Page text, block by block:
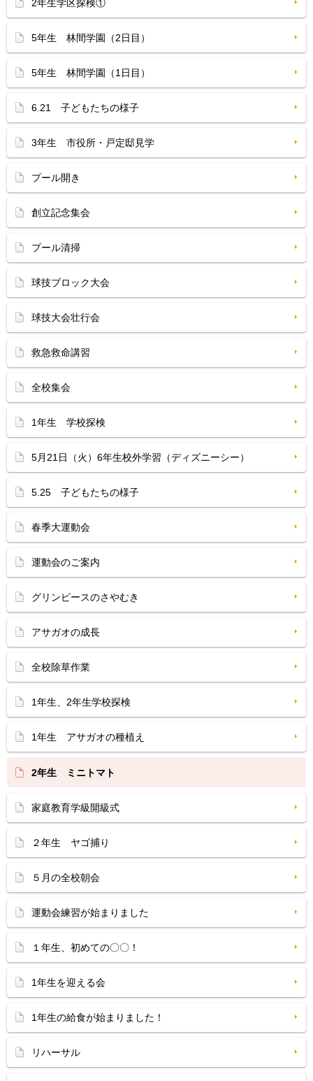
2年生学区探検①
5年生 林間学園（2日目）
5年生 林間学園（1日目）
6.21 子どもたちの様子
3年生 市役所・戸定邸見学
プール開き
創立記念集会
プール清掃
球技ブロック大会
球技大会壮行会
救急救命講習
全校集会
1年生 学校探検
5月21日（火）6年生校外学習（ディズニーシー）
5.25 子どもたちの様子
春季大運動会
運動会のご案内
グリンピースのさやむき
アサガオの成長
全校除草作業
1年生、2年生学校探検
1年生 アサガオの種植え
2年生 ミニトマト
家庭教育学級開級式
２年生 ヤゴ捕り
５月の全校朝会
運動会練習が始まりました
１年生、初めての〇〇！
1年生を迎える会
1年生の給食が始まりました！
リハーサル